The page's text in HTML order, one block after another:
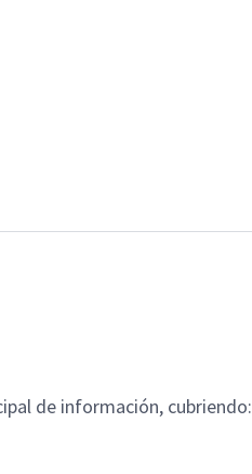
de información, cubriendo: